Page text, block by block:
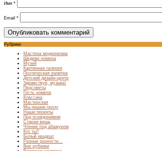
Имя *
Email *
Рубрики
Мастера модернизма
Шедевр номера
Музей
Картинная галерея
Поэтическая палитра
Детский дизайн-центр
Здравствуй, музыка!
Педсоветы
Гость номера
Классика
Мастерская
Мы пишем прозу
Наши проекты
Под псевдонимом
Старая вещь
Чтение под абажуром
Кто ты?
Белый квадрат
Разные разности…
Вне рубрики